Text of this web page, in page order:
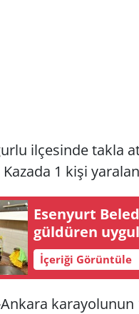
ilçesinde takla
Kazada 1 kişi
Esenyurt
güldüren
İçeriği Görüntüle